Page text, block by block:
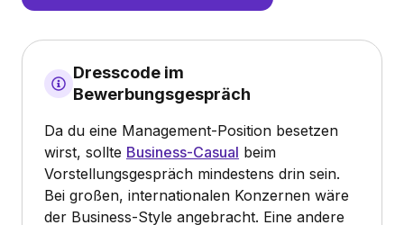
Dresscode im
Bewerbungsgespräch
Da du eine Management-Position besetzen
wirst, sollte Business-Casual beim
Vorstellungsgespräch mindestens drin sein.
Bei großen, internationalen Konzernen wäre
der Business-Style angebracht. Eine andere